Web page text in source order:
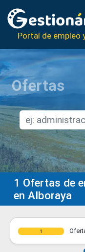
Portal de empleo
Ofertas
1 Ofertas de
en Alboraya
1